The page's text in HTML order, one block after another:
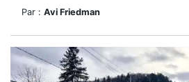
Par : Avi Friedman